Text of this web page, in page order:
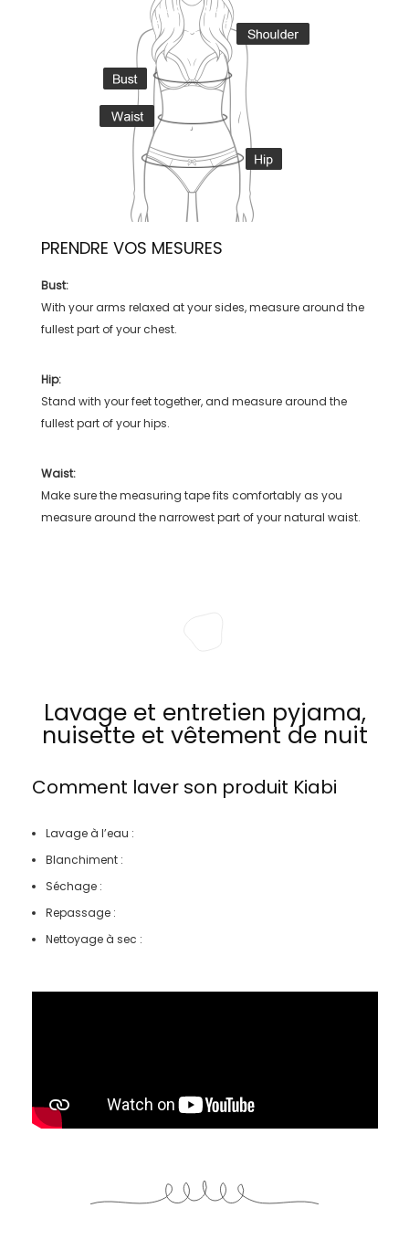
PRENDRE VOS MESURES
Bust:
With your arms relaxed at your sides, measure around the
fullest part of your chest.
Hip:
Stand with your feet together, and measure around the
fullest part of your hips.
Waist:
Make sure the measuring tape fits comfortably as you
measure around the narrowest part of your natural waist.
Lavage et entretien pyjama,
nuisette et vêtement de nuit
Comment laver son produit Kiabi
Lavage à l’eau :
Blanchiment :
Séchage :
Repassage :
Nettoyage à sec :